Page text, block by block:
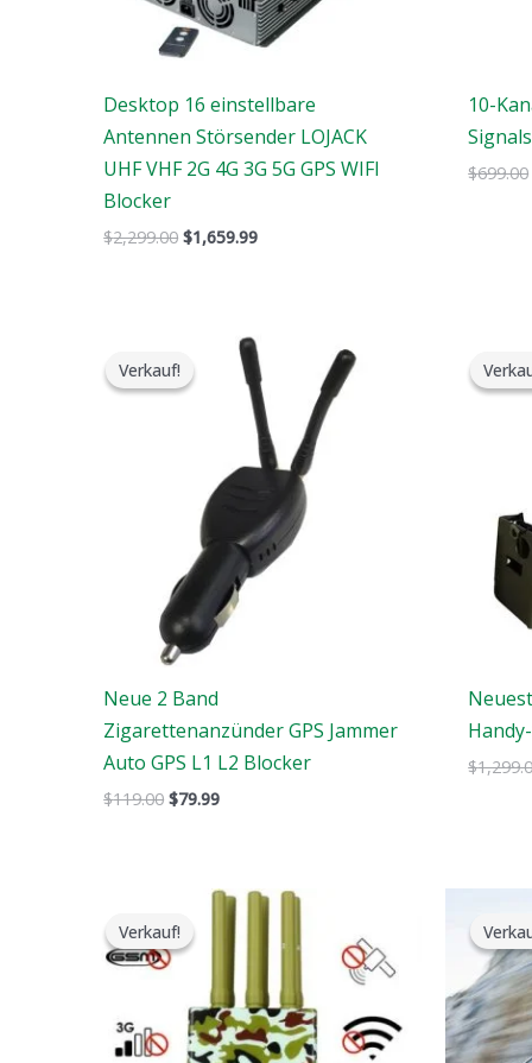
Desktop 16 einstellbare
Antennen Störsender LOJACK
UHF VHF 2G 4G 3G 5G GPS WIFI
Blocker
$2,299.00 $1,659.99
10-
$699.00
Verkauf!
Verkauf!
Neue 2 Band
Zigarettenanzünder GPS Jammer
Auto GPS L1 L2 Blocker
$119.00
ursprüngliche
Preis
war:
$79.99
Der
aktuelle
Preis
$79.99.
$
Verkauf!
Verkauf!
ursprüngliche
Preis
war:
$599.00.
Der
aktuelle
Preis
ist:
$396.99.